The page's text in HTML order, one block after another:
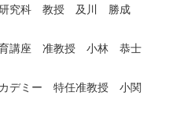
研究科 教授 及川 勝成
育講座 准教授 小林 恭士
カデミー 特任准教授 小関